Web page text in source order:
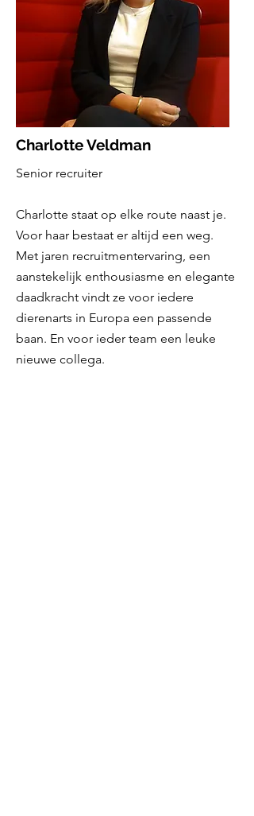
Charlotte Veldman
Senior recruiter
Charlotte staat op elke route naast je.
Voor haar bestaat er altijd een weg.
Met jaren recruitmentervaring, een
aanstekelijk enthousiasme en elegante
daadkracht vindt ze voor iedere
dierenarts in Europa een passende
baan. En voor ieder team een leuke
nieuwe collega.